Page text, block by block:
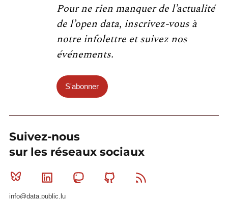
Pour ne rien manquer de l’actualité
de l’open data, inscrivez-vous à
notre infolettre et suivez nos
événements.
S'abonner
Suivez-nous
sur les réseaux sociaux
Bluesky Linkedin MastodonGithub
info@data.public.lu